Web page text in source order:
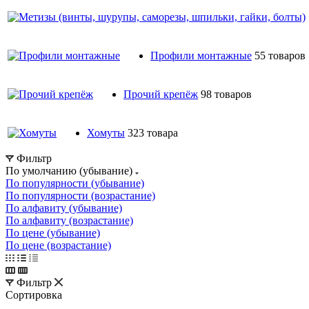
Профили монтажные 55 товаров
Прочий крепёж 98 товаров
Хомуты 323 товара
Фильтр
По умолчанию (убывание)
По популярности (убывание)
По популярности (возрастание)
По алфавиту (убывание)
По алфавиту (возрастание)
По цене (убывание)
По цене (возрастание)
Фильтр
Сортировка